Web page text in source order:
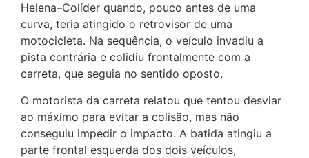
Helena–Colíder quando, pouco antes de uma
curva, teria atingido o retrovisor de uma
motocicleta. Na sequência, o veículo invadiu a
pista contrária e colidiu frontalmente com a
carreta, que seguia no sentido oposto.
O motorista da carreta relatou que tentou desviar
ao máximo para evitar a colisão, mas não
conseguiu impedir o impacto. A batida atingiu a
parte frontal esquerda dos dois veículos,